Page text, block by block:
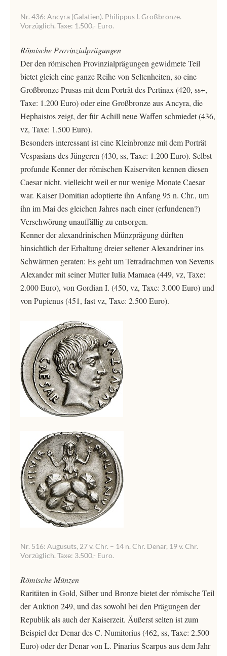
Nr. 436: Ancyra (Galatien). Philippus I. Großbronze.
Vorzüglich. Taxe: 1.500,- Euro.
Römische Provinzialprägungen
Der den römischen Provinzialprägungen gewidmete Teil
bietet gleich eine ganze Reihe von Seltenheiten, so eine
Großbronze Prusas mit dem Porträt des Pertinax (420, ss+,
Taxe: 1.200 Euro) oder eine Großbronze aus Ancyra, die
Hephaistos zeigt, der für Achill neue Waffen schmiedet (436,
vz, Taxe: 1.500 Euro).
Besonders interessant ist eine Kleinbronze mit dem Porträt
Vespasians des Jüngeren (430, ss, Taxe: 1.200 Euro). Selbst
profunde Kenner der römischen Kaiserviten kennen diesen
Caesar nicht, vielleicht weil er nur wenige Monate Caesar
war. Kaiser Domitian adoptierte ihn Anfang 95 n. Chr., um
ihn im Mai des gleichen Jahres nach einer (erfundenen?)
Verschwörung unauffällig zu entsorgen.
Kenner der alexandrinischen Münzprägung dürften
hinsichtlich der Erhaltung dreier seltener Alexandriner ins
Schwärmen geraten: Es geht um Tetradrachmen von Severus
Alexander mit seiner Mutter Iulia Mamaea (449, vz, Taxe:
2.000 Euro), von Gordian I. (450, vz, Taxe: 3.000 Euro) und
von Pupienus (451, fast vz, Taxe: 2.500 Euro).
Nr. 516: Augusuts, 27 v. Chr. – 14 n. Chr. Denar, 19 v. Chr.
Vorzüglich. Taxe: 3.500,- Euro.
Römische Münzen
Raritäten in Gold, Silber und Bronze bietet der römische Teil
der Auktion 249, und das sowohl bei den Prägungen der
Republik als auch der Kaiserzeit. Äußerst selten ist zum
Beispiel der Denar des C. Numitorius (462, ss, Taxe: 2.500
Euro) oder der Denar von L. Pinarius Scarpus aus dem Jahr